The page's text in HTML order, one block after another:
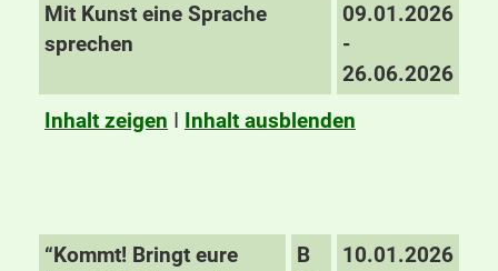
Mit Kunst eine Sprache
sprechen
09.01.2026
-
26.06.2026
Inhalt zeigen I Inhalt ausblenden
“Kommt! Bringt eure
B
10.01.2026